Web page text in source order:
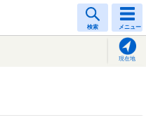
検索 メニュー
現在地